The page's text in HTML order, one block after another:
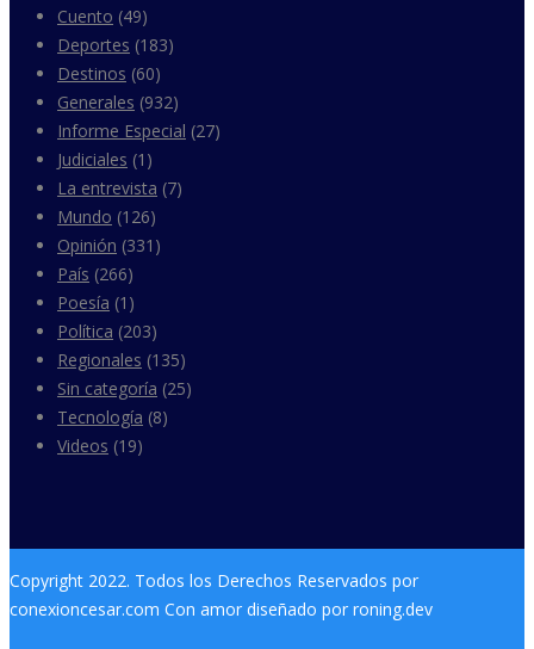
Cuento (49)
Deportes (183)
Destinos (60)
Generales (932)
Informe Especial (27)
Judiciales (1)
La entrevista (7)
Mundo (126)
Opinión (331)
País (266)
Poesía (1)
Política (203)
Regionales (135)
Sin categoría (25)
Tecnología (8)
Videos (19)
Copyright 2022. Todos los Derechos Reservados por
conexioncesar.com Con amor diseñado por roning.dev